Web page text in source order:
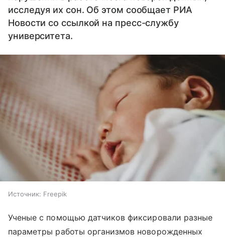
исследуя их сон. Об этом сообщает РИА
Новости со ссылкой на пресс-службу
университета.
Источник: Freepik
Ученые с помощью датчиков фиксировали разные
параметры работы организмов новорожденных